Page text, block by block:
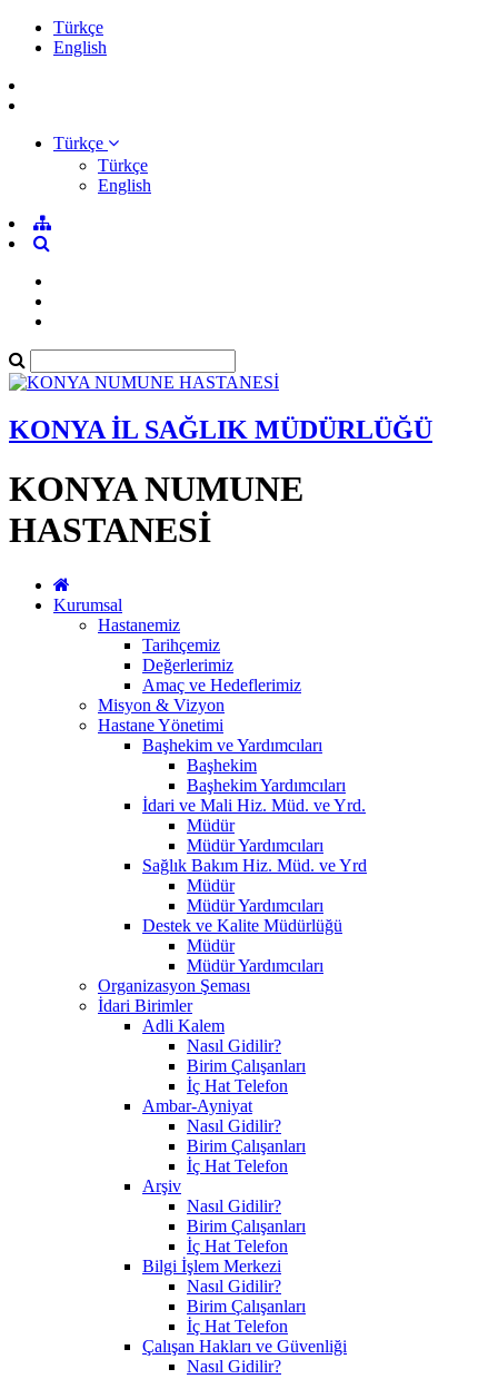
Türkçe
English
Türkçe
Türkçe
English
KONYA İL SAĞLIK MÜDÜRLÜĞÜ
KONYA NUMUNE
HASTANESİ
Kurumsal
Hastanemiz
Tarihçemiz
Değerlerimiz
Amaç ve Hedeflerimiz
Misyon & Vizyon
Hastane Yönetimi
Başhekim ve Yardımcıları
Başhekim
Başhekim Yardımcıları
İdari ve Mali Hiz. Müd. ve Yrd.
Müdür
Müdür Yardımcıları
Sağlık Bakım Hiz. Müd. ve Yrd
Müdür
Müdür Yardımcıları
Destek ve Kalite Müdürlüğü
Müdür
Müdür Yardımcıları
Organizasyon Şeması
İdari Birimler
Adli Kalem
Nasıl Gidilir?
Birim Çalışanları
İç Hat Telefon
Ambar-Ayniyat
Nasıl Gidilir?
Birim Çalışanları
İç Hat Telefon
Arşiv
Nasıl Gidilir?
Birim Çalışanları
İç Hat Telefon
Bilgi İşlem Merkezi
Nasıl Gidilir?
Birim Çalışanları
İç Hat Telefon
Çalışan Hakları ve Güvenliği
Nasıl Gidilir?